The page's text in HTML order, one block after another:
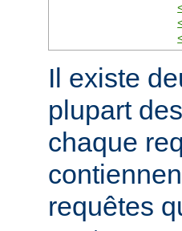
Il existe
plupart
chaque
requêtes